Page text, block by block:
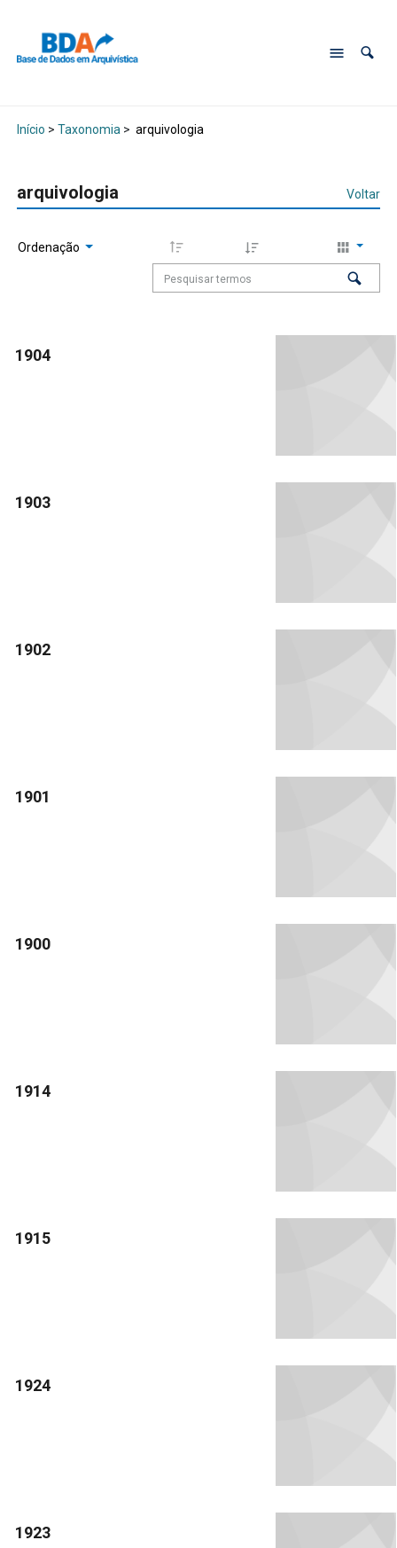
Início > Taxonomia > arquivologia
arquivologia Voltar
Ordenação
1904
1903
1902
1901
1900
1914
1915
1924
1923